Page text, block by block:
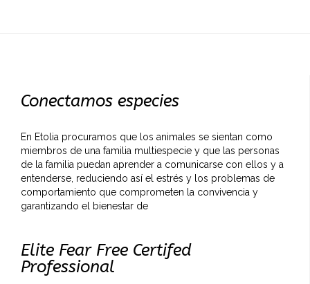
Conectamos especies
En Etolia procuramos que los animales se sientan como
miembros de una familia multiespecie y que las personas
de la familia puedan aprender a comunicarse con ellos y a
entenderse, reduciendo así el estrés y los problemas de
comportamiento que comprometen la convivencia y
garantizando el bienestar de
Elite Fear Free Certifed
Professional